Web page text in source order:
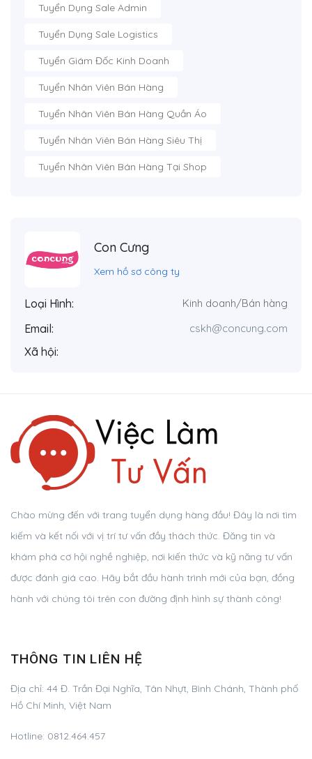
Tuyển Dụng Sale Admin
Tuyển Dụng Sale Logistics
Tuyển Giám Đốc Kinh Doanh
Tuyển Nhân Viên Bán Hàng
Tuyển Nhân Viên Bán Hàng Quần Áo
Tuyển Nhân Viên Bán Hàng Siêu Thị
Tuyển Nhân Viên Bán Hàng Tại Shop
Con Cưng
Xem hồ sơ công ty
Loại Hình: Kinh doanh/Bán hàng
Email: cskh@concung.com
Xã hội:
Chào mừng đến với trang tuyển dụng hàng đầu! Đây là nơi tìm
kiếm và kết nối với vị trí tư vấn đầy thách thức. Đăng tin và
khám phá cơ hội nghề nghiệp, nơi kiến thức và kỹ năng tư vấn
được đánh giá cao. Hãy bắt đầu hành trình mới của bạn, đồng
hành với chúng tôi trên con đường định hình sự thành công!
THÔNG TIN LIÊN HỆ
Địa chỉ: 44 Đ. Trần Đại Nghĩa, Tân Nhựt, Bình Chánh, Thành phố
Hồ Chí Minh, Việt Nam
Hotline: 0812.464.457